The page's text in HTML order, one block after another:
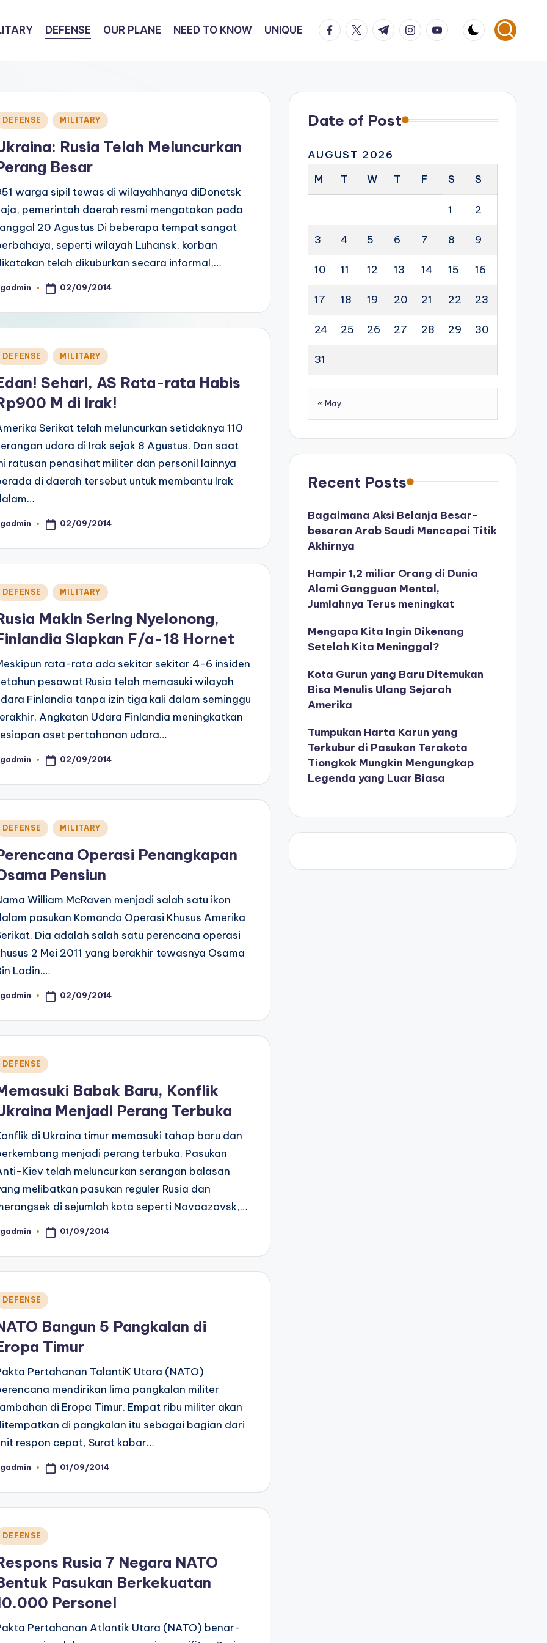
DEFENSE OUR PLANE NEED TO KNOW UNIQUE facebook.com
twitter.com
t.me instagram.com
youtube.com
DEFENSE MILITARY
Rusia Telah Meluncurkan
Besar
warga sipil tewas di wilayahhanya diDonetsk
pemerintah daerah resmi mengatakan pada
20 Agustus Di beberapa tempat sangat
seperti wilayah Luhansk, korban
telah dikuburkan secara informal,…
02/09/2014
DEFENSE MILITARY
Sehari, AS Rata-rata Habis
M di Irak!
Serikat telah meluncurkan setidaknya 110
udara di Irak sejak 8 Agustus. Dan saat
ratusan penasihat militer dan personil lainnya
di daerah tersebut untuk membantu Irak
02/09/2014
DEFENSE MILITARY
Makin Sering Nyelonong,
Siapkan F/a-18 Hornet
rata-rata ada sekitar sekitar 4-6 insiden
pesawat Rusia telah memasuki wilayah
Finlandia tanpa izin tiga kali dalam seminggu
Angkatan Udara Finlandia meningkatkan
aset pertahanan udara…
02/09/2014
DEFENSE MILITARY
Operasi Penangkapan
Pensiun
William McRaven menjadi salah satu ikon
pasukan Komando Operasi Khusus Amerika
Dia adalah salah satu perencana operasi
2 Mei 2011 yang berakhir tewasnya Osama
Ladin.…
02/09/2014
DEFENSE
Babak Baru, Konflik
Menjadi Perang Terbuka
di Ukraina timur memasuki tahap baru dan
menjadi perang terbuka. Pasukan
Kiev telah meluncurkan serangan balasan
melibatkan pasukan reguler Rusia dan
di sejumlah kota seperti Novoazovsk,…
01/09/2014
DEFENSE
Bangun 5 Pangkalan di
Timur
Pertahanan TalantiK Utara (NATO)
mendirikan lima pangkalan militer
di Eropa Timur. Empat ribu militer akan
di pangkalan itu sebagai bagian dari
respon cepat, Surat kabar…
01/09/2014
DEFENSE
Rusia 7 Negara NATO
Pasukan Berkekuatan
Personel
Pertahanan Atlantik Utara (NATO) benar-
Date of Post
AUGUST 2026
M
T W T F S S
1 2
3 4 5 6 7 8 9
10 11 12 13 14 15 16
17 18 19 20 21 22 23
24 25 26 27 28 29 30
31
« May
Recent Posts
Bagaimana Aksi Belanja Besar-
besaran Arab Saudi Mencapai Titik
Akhirnya
Hampir 1,2 miliar Orang di Dunia
Alami Gangguan Mental,
Jumlahnya Terus meningkat
Mengapa Kita Ingin Dikenang
Setelah Kita Meninggal?
Kota Gurun yang Baru Ditemukan
Bisa Menulis Ulang Sejarah
Amerika
Tumpukan Harta Karun yang
Terkubur di Pasukan Terakota
Tiongkok Mungkin Mengungkap
Legenda yang Luar Biasa